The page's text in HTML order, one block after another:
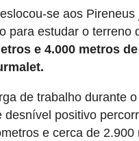
se aos Pireneus
para estudar o terreno
e 4.000 metros de
de trabalho durante
desnível positivo
e cerca de 2.900